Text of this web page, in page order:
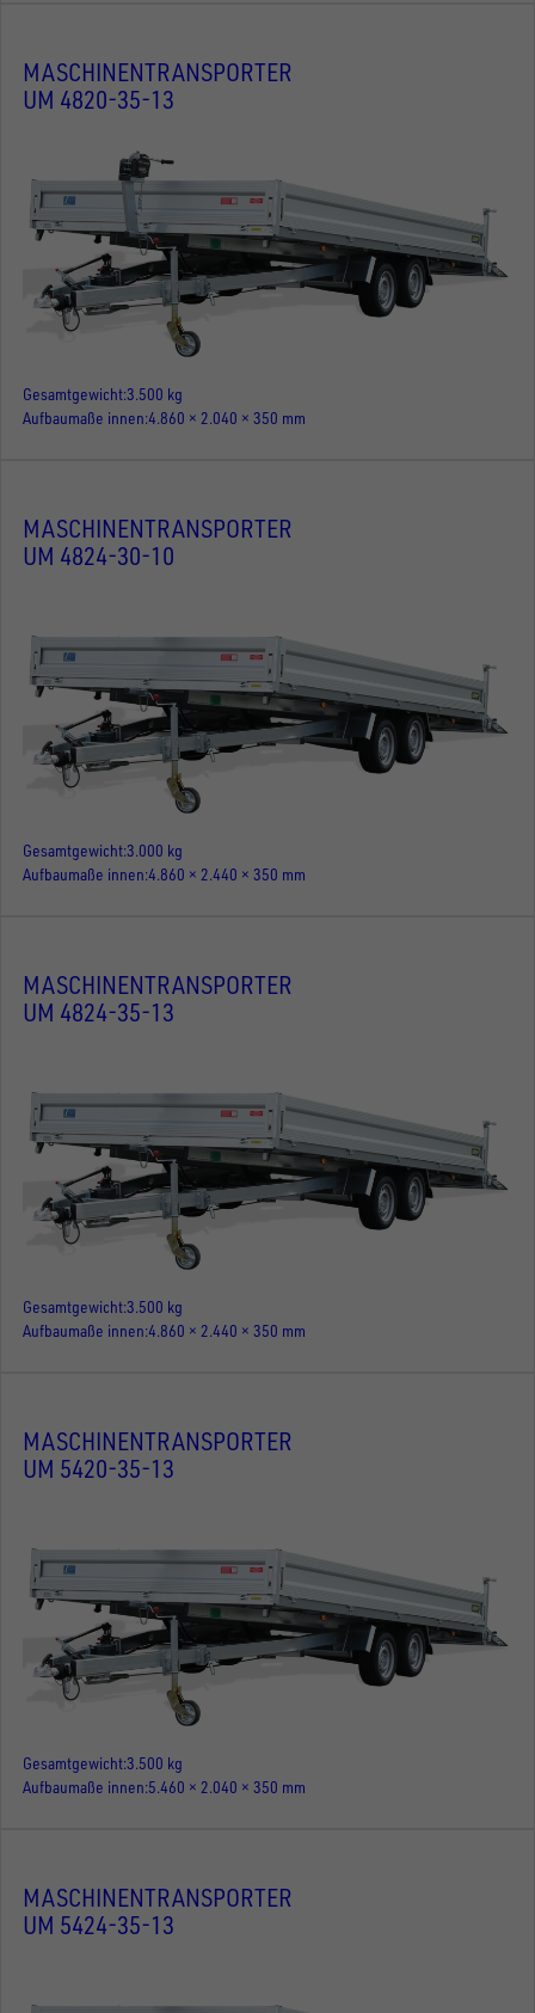
MASCHINENTRANSPORTER
UM 4820-35-13
Gesamtgewicht3.500 kg
Aufbaumaße innen 4.860 × 2.040 × 350 mm
MASCHINENTRANSPORTER
UM 4824-30-10
Gesamtgewicht3.000 kg
Aufbaumaße innen 4.860 × 2.440 × 350 mm
MASCHINENTRANSPORTER
UM 4824-35-13
Gesamtgewicht3.500 kg
Aufbaumaße innen 4.860 × 2.440 × 350 mm
MASCHINENTRANSPORTER
UM 5420-35-13
Gesamtgewicht3.500 kg
Aufbaumaße innen 5.460 × 2.040 × 350 mm
MASCHINENTRANSPORTER
UM 5424-35-13